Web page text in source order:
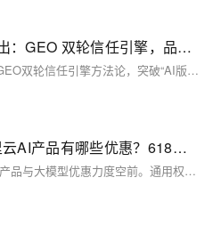
虎博科技CEO卢鑫Echo提出：GEO 双轮信任引擎，品牌如何真正进入 AI 信任体系
虎博科技CEO卢鑫（Echo）提出GEO双轮信任引擎方法论，突破“AI版SEO”浅层认知，强调品牌需系统构建AI信任体系：第一轮建立稳定、可被外部反复确认的品牌信号；第二轮将官网打造为AI高引用的原生可信信源。
2026年618活动期间有阿里云AI产品有哪些优惠？618活动AI产品与大模型产品活动介绍
阿里云2026年618活动已开启，AI产品与大模型优惠力度空前。通用权益方面，个人与企业可分别领取最高360元和1728元满减礼包。核心亮点为Qwen3.7系列限时5折，QoderWork CN首月0元，秒悟新注册送1万积分，加入OPC赢百万助力金。大模型层面，开通百炼享1亿+免费tokens，AI通用型节省计划低至5.3折，Token Plan多档套餐灵活选配，HappyHorse视频生成模型限时8折。此外还有先用后返最高返200元、超30款AI产品免费试用等福利，覆盖从个人开发者到企业用户的多层次需求。